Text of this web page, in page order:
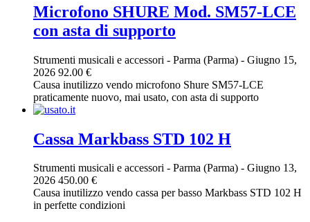
Microfono SHURE Mod. SM57-LCE
con asta di supporto
Strumenti musicali e accessori - Parma (Parma) - Giugno 15,
2026 92.00 €
Causa inutilizzo vendo microfono Shure SM57-LCE
praticamente nuovo, mai usato, con asta di supporto
Cassa Markbass STD 102 H
Strumenti musicali e accessori - Parma (Parma) - Giugno 13,
2026 450.00 €
Causa inutilizzo vendo cassa per basso Markbass STD 102 H
in perfette condizioni